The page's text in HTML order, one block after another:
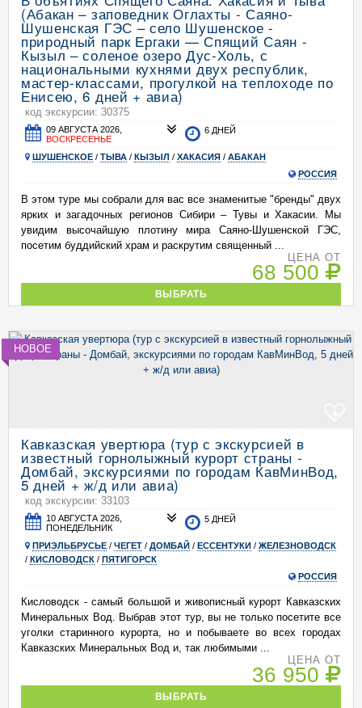
(Абакан – заповедник Оглахты - Саяно-
Шушенская ГЭС – село Шушенское -
природный парк Ергаки — Спящий Саян -
Кызыл – соленое озеро Дус-Холь, с
национальными кухнями двух республик,
мастер-классами, прогулкой на теплоходе по
Енисею, 6 дней + авиа)
код экскурсии: 30375
09 АВГУСТА 2026,
ВОСКРЕСЕНЬЕ
6 ДНЕЙ
ШУШЕНСКОЕ / ТЫВА / КЫЗЫЛ / ХАКАСИЯ / АБАКАН
РОССИЯ
В этом туре мы собрали для вас все знаменитые "бренды" двух
ярких и загадочных регионов Сибири – Тувы и Хакасии. Мы
увидим высочайшую плотину мира Саяно-Шушенской ГЭС,
посетим буддийский храм и раскрутим священный ...
ЦЕНА ОТ
68 500
ВЫБРАТЬ
НОВОЕ
Кавказская увертюра (тур с экскурсией в
известный горнолыжный курорт страны -
Домбай, экскурсиями по городам КавМинВод,
5 дней + ж/д или авиа)
код экскурсии: 33103
10 АВГУСТА 2026,
ПОНЕДЕЛЬНИК
5 ДНЕЙ
ПРИЭЛЬБРУСЬЕ / ЧЕГЕТ / ДОМБАЙ / ЕССЕНТУКИ / ЖЕЛЕЗНОВОДСК
/ КИСЛОВОДСК / ПЯТИГОРСК
РОССИЯ
Кисловодск - самый большой и живописный курорт Кавказских
Минеральных Вод. Выбрав этот тур, вы не только посетите все
уголки старинного курорта, но и побываете во всех городах
Кавказских Минеральных Вод и, так любимыми ...
ЦЕНА ОТ
36 950
ВЫБРАТЬ